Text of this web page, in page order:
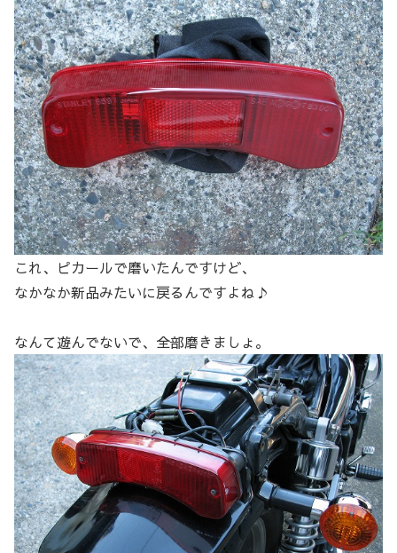
これ、ピカールで磨いたんですけど、
なかなか新品みたいに戻るんですよね♪
なんて遊んでないで、全部磨きましょ。